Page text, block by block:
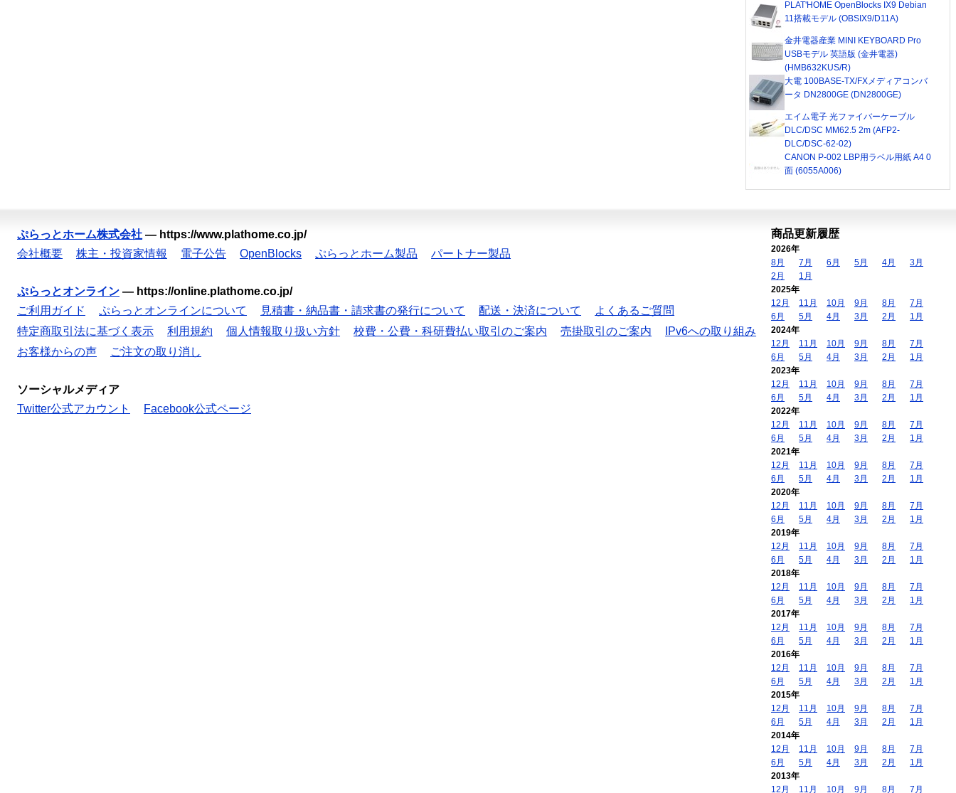
PLAT'HOME OpenBlocks IX9 Debian
11搭載モデル (OBSIX9/D11A)
金井電器産業 MINI KEYBOARD Pro
USBモデル 英語版 (金井電器)
(HMB632KUS/R)
大電 100BASE-TX/FXメディアコンバ
ータ DN2800GE (DN2800GE)
エイム電子 光ファイバーケーブル
DLC/DSC MM62.5 2m (AFP2-
DLC/DSC-62-02)
CANON P-002 LBP用ラベル用紙 A4 0
面 (6055A006)
ぷらっとホーム株式会社 — https://www.plathome.co.jp/
会社概要
株主・投資家情報 電子公告 OpenBlocks ぷらっとホーム製品 パートナー製品
ぷらっとオンライン — https://online.plathome.co.jp/
ご利用ガイド
ぷらっとオンラインについて 見積書・納品書・請求書の発行について 配送・決済について
よくあるご質問
特定商取引法に基づく表示
利用規約 個人情報取り扱い方針 校費・公費・科研費払い取引のご案内 売掛取引のご案内
IPv6への取り組み
お客様からの声
ご注文の取り消し
ソーシャルメディア
Twitter公式アカウント
Facebook公式ページ
商品更新履歴
2026年
8月
7月 6月 5月 4月
3月
2月
1月
2025年
12月
11月 10月 9月 8月
7月
6月
5月 4月 3月 2月
1月
2024年
12月
11月 10月 9月 8月
7月
6月
5月 4月 3月 2月
1月
2023年
12月
11月 10月 9月 8月
7月
6月
5月 4月 3月 2月
1月
2022年
12月
11月 10月 9月 8月
7月
6月
5月 4月 3月 2月
1月
2021年
12月
11月 10月 9月 8月
7月
6月
5月 4月 3月 2月
1月
2020年
12月
11月 10月 9月 8月
7月
6月
5月 4月 3月 2月
1月
2019年
12月
11月 10月 9月 8月
7月
6月
5月 4月 3月 2月
1月
2018年
12月
11月 10月 9月 8月
7月
6月
5月 4月 3月 2月
1月
2017年
12月
11月 10月 9月 8月
7月
6月
5月 4月 3月 2月
1月
2016年
12月
11月 10月 9月 8月
7月
6月
5月 4月 3月 2月
1月
2015年
12月
11月 10月 9月 8月
7月
6月
5月 4月 3月 2月
1月
2014年
12月
11月 10月 9月 8月
7月
6月
5月 4月 3月 2月
1月
2013年
12月
11月 10月 9月 8月 7月